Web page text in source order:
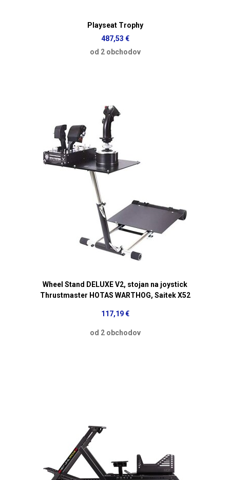
Playseat Trophy
487,53 €
od 2 obchodov
Wheel Stand DELUXE V2, stojan na joystick
Thrustmaster HOTAS WARTHOG, Saitek X52
117,19 €
od 2 obchodov